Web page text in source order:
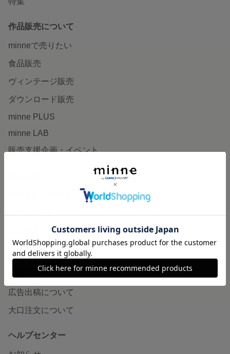
作品販売について
minneで売りたい
食品販売
ヴィンテージ販売
ダウンロード販売
minne PLUS
minne LAB
販売支援企画・イベント
minneとものづくりと
minneの本
企業の方へ
広告出稿について
大口注文について
ヘルプセンター